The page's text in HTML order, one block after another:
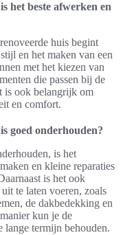
het beste afwerken en
huis begint
en het maken van een
met het kiezen van
die passen bij de
is ook belangrijk om
en comfort.
goed onderhouden?
is het
en kleine reparaties
is het ook
te laten voeren, zoals
de dakbedekking en
kun je de
lange termijn behouden.